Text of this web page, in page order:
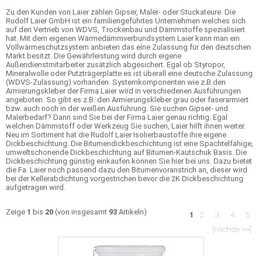
Zu den Kunden von Laier zählen Gipser, Maler- oder Stuckateure. Die
Rudolf Laier GmbH ist ein familiengeführtes Unternehmen welches sich
auf den Vertrieb von WDVS, Trockenbau und Dämmstoffe spezialisiert
hat. Mit dem eigenen Wärmedämmverbundsystem Laier kann man ein
Vollwärmeschutzsystem anbieten das eine Zulassung für den deutschen
Markt besitzt. Die Gewährleistung wird durch eigene
Außendienstmitarbeiter zusätzlich abgesichert. Egal ob Styropor,
Mineralwolle oder Putzträgerplatte es ist überall eine deutsche Zulassung
(WDVS-Zulassung) vorhanden. Systemkomponenten wie z.B.den
Armierungskleber der Firma Laier wird in verschiedenen Ausführungen
angeboten. So gibt es z.B. den Armierungskleber grau oder faserarmiert
bzw. auch noch in der weißen Ausführung. Sie suchen Gipser- und
Malerbedarf? Dann sind Sie bei der Firma Laier genau richtig. Egal
welchen Dämmstoff oder Werkzeug Sie suchen, Laier hilft ihnen weiter.
Neu im Sortiment hat die Rudolf Laier Isolierbaustoffe ihre eigene
Dickbeschichtung. Die Bitumendickbeschichtung ist eine Spachtelfähige,
umweltschonende Dickbeschichtung auf Bitumen-Kautschuk Basis. Die
Dickbeschichtung günstig einkaufen können Sie hier bei uns. Dazu bietet
die Fa. Laier noch passend dazu den Bitumenvoranstrich an, dieser wird
bei der Kellerabdichtung vorgestrichen bevor die 2K Dickbeschichtung
aufgetragen wird.
Zeige 1 bis 20 (von insgesamt 93 Artikeln) 1 2 3 4
5
[nächste >>]